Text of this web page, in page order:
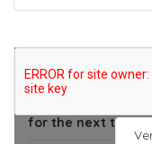
THÊM BÌNH
Save my
for the next time I